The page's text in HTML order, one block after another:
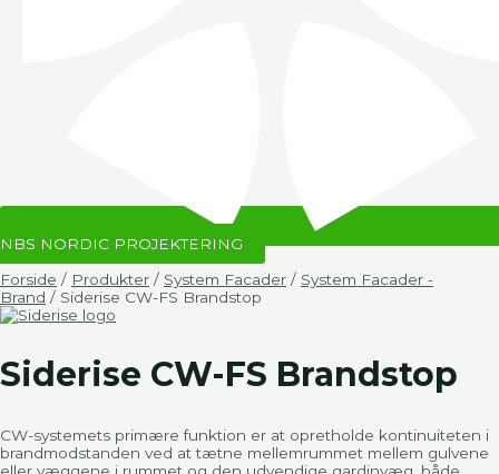
NBS NORDIC PROJEKTERING
Forside / Produkter / System Facader / System Facader -
Brand / Siderise CW-FS Brandstop
Siderise CW-FS Brandstop
CW-systemets primære funktion er at opretholde kontinuiteten i
brandmodstanden ved at tætne mellemrummet mellem gulvene